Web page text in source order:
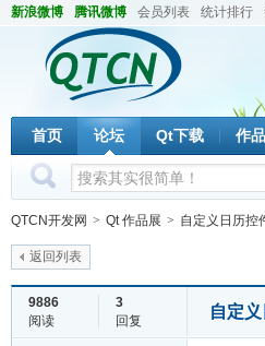
新浪微博 腾讯微博 会员列表 统计排行
首页 论坛 Qt下载 作
QTCN开发网 > Qt 作品展 > 自定义日历控
返回列表
9886
阅读
3
回复
自定